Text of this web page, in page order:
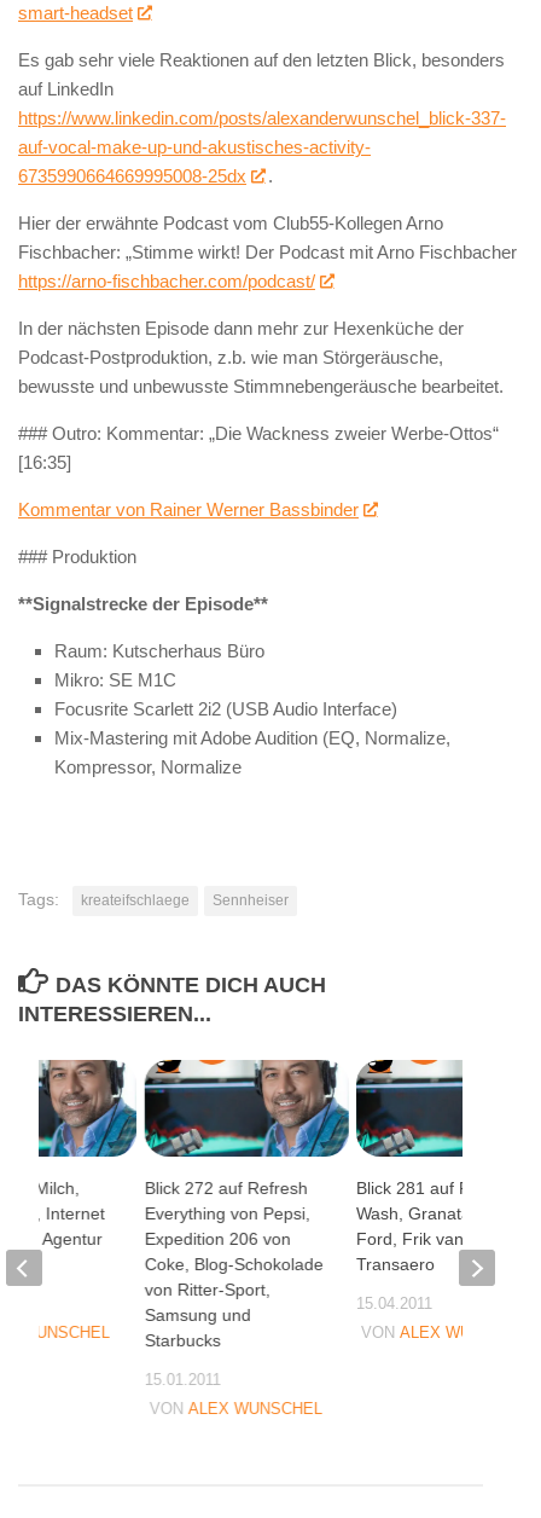
smart-headset
Es gab sehr viele Reaktionen auf den letzten Blick, besonders
auf LinkedIn
https://www.linkedin.com/posts/alexanderwunschel_blick-337-
auf-vocal-make-up-und-akustisches-activity-
6735990664669995008-25dx
.
Hier der erwähnte Podcast vom Club55-Kollegen Arno
Fischbacher: „Stimme wirkt! Der Podcast mit Arno Fischbacher
https://arno-fischbacher.com/podcast/
In der nächsten Episode dann mehr zur Hexenküche der
Podcast-Postproduktion, z.b. wie man Störgeräusche,
bewusste und unbewusste Stimmnebengeräusche bearbeitet.
### Outro: Kommentar: „Die Wackness zweier Werbe-Ottos“
[16:35]
Kommentar von Rainer Werner Bassbinder
### Produktion
**Signalstrecke der Episode**
Raum: Kutscherhaus Büro
Mikro: SE M1C
Focusrite Scarlett 2i2 (USB Audio Interface)
Mix-Mastering mit Adobe Audition (EQ, Normalize,
Kompressor, Normalize
Tags: kreateifschlaege Sennheiser
DAS KÖNNTE DICH AUCH
INTERESSIEREN...
Blick 272 auf Refresh
Everything von Pepsi,
Expedition 206 von
Coke, Blog-Schokolade
von Ritter-Sport,
Samsung und
Starbucks
15.01.2011
VON ALEX WUNSCHEL
Blick 281 auf Plane-
Wash, GranataPet,
Ford, Frik van Del und
Transaero
15.04.2011
VONALEX WUNSCHEL
Milch,
Internet
die Agentur
WUNSCHEL